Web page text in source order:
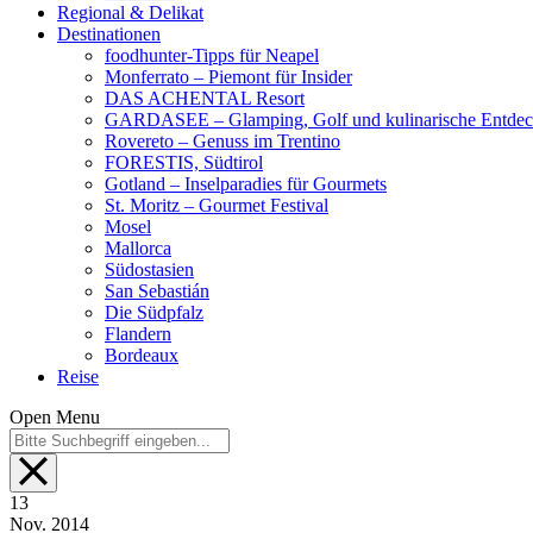
Regional & Delikat
Destinationen
foodhunter-Tipps für Neapel
Monferrato – Piemont für Insider
DAS ACHENTAL Resort
GARDASEE – Glamping, Golf und kulinarische
Rovereto – Genuss im Trentino
FORESTIS, Südtirol
Gotland – Inselparadies für Gourmets
St. Moritz – Gourmet Festival
Mosel
Mallorca
Südostasien
San Sebastián
Die Südpfalz
Flandern
Bordeaux
Reise
Open Menu
13
Nov. 2014